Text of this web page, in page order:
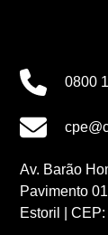
0800
Av. Barão
Pavimento
Estoril |